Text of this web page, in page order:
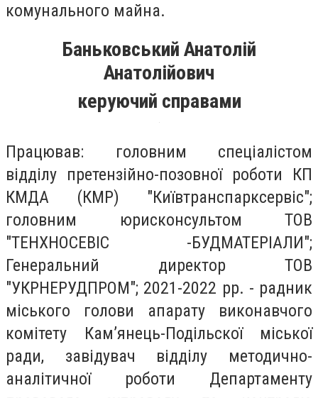
комунального майна.
Баньковський Анатолій
Анатолійович
керуючий справами
Працював: головним спеціалістом
відділу претензійно-позовної роботи КП
КМДА (КМР) "Київтранспарксервіс";
головним юрисконсультом ТОВ
"ТЕНХНОСЕВІС -БУДМАТЕРІАЛИ";
Генеральний директор ТОВ
"УКРНЕРУДПРОМ"; 2021-2022 рр. - радник
міського голови апарату виконавчого
комітету Кам’янець-Подільскої міської
ради, завідувач відділу методично-
аналітичної роботи Департаменту